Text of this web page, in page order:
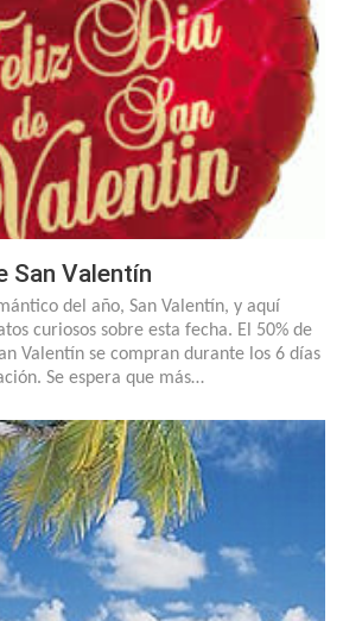
San Valentín
del año, San Valentín, y aquí
curiosos sobre esta fecha. El 50% de
Valentín se compran durante los 6 días
Se espera que más…